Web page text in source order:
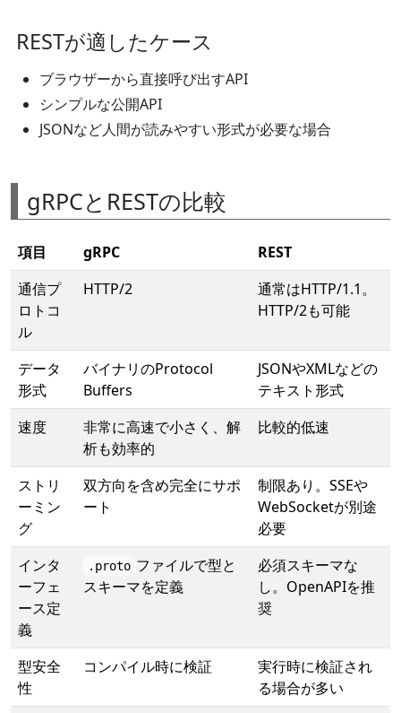
RESTが適したケース
ブラウザーから直接呼び出すAPI
シンプルな公開API
JSONなど人間が読みやすい形式が必要な場合
gRPCとRESTの比較
項目 gRPC
REST
通信プ
ロトコ
ル
HTTP/2
通常はHTTP/1.1。
HTTP/2も可能
データ
形式
バイナリのProtocol
Buffers
JSONやXMLなどの
テキスト形式
速度
非常に高速で小さく、解
析も効率的
比較的低速
ストリ
ーミン
グ
双方向を含め完全にサポ
ート
制限あり。SSEや
WebSocketが別途
必要
インタ
ーフェ
ース定
義
.proto ファイルで型と
スキーマを定義
必須スキーマな
し。OpenAPIを推
奨
型安全
性
コンパイル時に検証
実行時に検証され
る場合が多い